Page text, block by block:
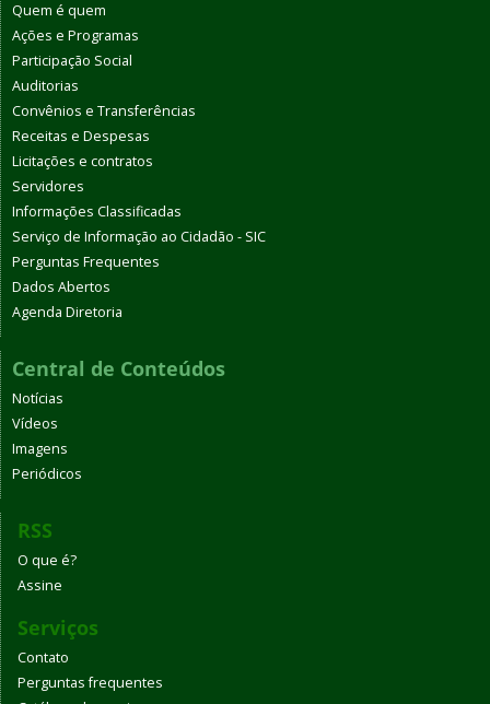
Quem é quem
Ações e Programas
Participação Social
Auditorias
Convênios e Transferências
Receitas e Despesas
Licitações e contratos
Servidores
Informações Classificadas
Serviço de Informação ao Cidadão - SIC
Perguntas Frequentes
Dados Abertos
Agenda Diretoria
Central de Conteúdos
Notícias
Vídeos
Imagens
Periódicos
RSS
O que é?
Assine
Serviços
Contato
Perguntas frequentes